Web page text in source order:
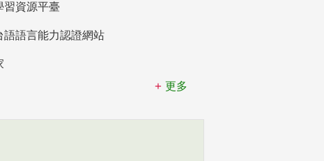
習資源平臺
語語言能力認證網站
更多